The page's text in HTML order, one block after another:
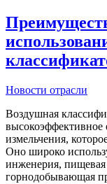
Новости отрасли
Воздушная
высокоэффективное
измельчения,
Оно широко
инженерия,
горнодобывающая